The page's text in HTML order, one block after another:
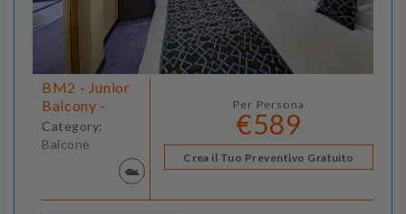
BM2 - Junior
Balcony -
Category:
Balcone
Per Persona
€589
Crea il Tuo Preventivo Gratuito